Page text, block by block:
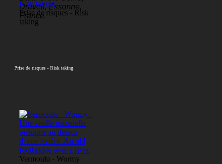
Draveil, Essonne,
France.
Prise de risques - Risk
taking
Prise de risques - Risk taking
Vermoulu - Wormy